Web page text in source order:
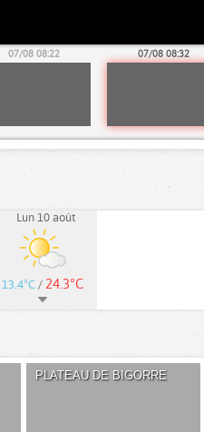
07/08 08:22 07/08 08:32
Lun 10 août
13.4°C / 24.3°C
PLATEAU DE BIGORRE